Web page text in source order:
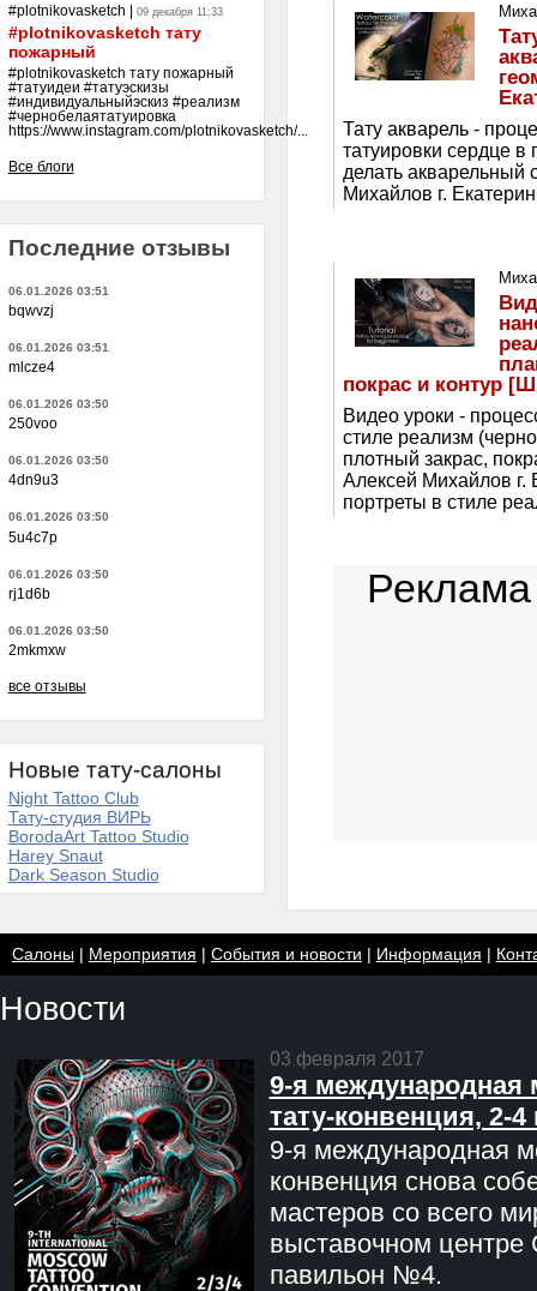
Тату акварель -
татуировки сердце в
делать акварельный
Михайлов г.
покрас и контур
Видео уроки -
стиле реализм
плотный закрас,
Алексей Михайлов г.
портреты в стиле
Реклама
#plotnikovasketch 09 декабря 11:33
#plotnikovasketch тату
пожарный
#plotnikovasketch тату пожарный
#татуидеи #татуэскизы
#индивидуальныйэскиз #реализм
#чернобелаятатуировка
https://www.instagram.com/plotnikovasketch/...
Все блоги
Последние отзывы
06.01.2026 03:51
bqwvzj
06.01.2026 03:51
mlcze4
06.01.2026 03:50
250voo
06.01.2026 03:50
4dn9u3
06.01.2026 03:50
5u4c7p
06.01.2026 03:50
rj1d6b
06.01.2026 03:50
2mkmxw
все отзывы
Новые тату-салоны
Night Tattoo Club
Тату-студия ВИРЬ
BorodaArt Tattoo Studio
Harey Snaut
Dark Season Studio
Салоны| Мероприятия | События и новости | Информация |
Новости
03 февраля 2017
9-я международная
тату-конвенция, 2-
9-я международная
конвенция снова
мастеров со всего
выставочном центре
павильон №4.